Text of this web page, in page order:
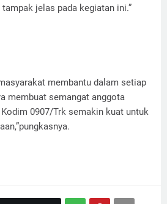
jelas pada kegiatan ini.”
membantu dalam setiap
membuat semangat anggota
0907/Trk semakin kuat untuk